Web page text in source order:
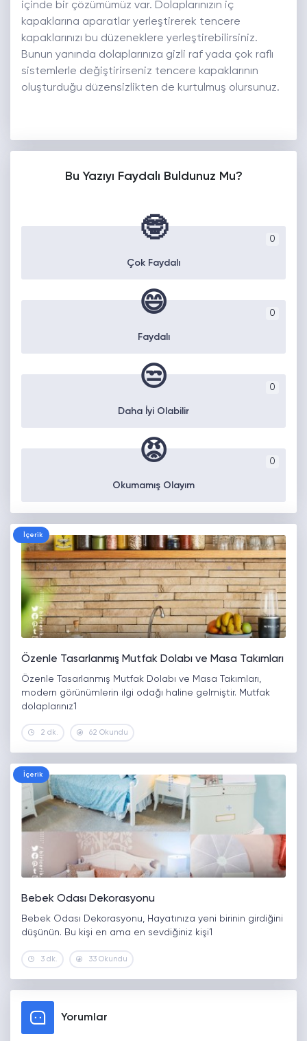
içinde bir çözümümüz var. Dolaplarınızın iç
kapaklarına aparatlar yerleştirerek tencere
kapaklarınızı bu düzeneklere yerleştirebilirsiniz.
Bunun yanında dolaplarınıza gizli raf yada çok raflı
sistemlerle değiştirirseniz tencere kapaklarının
oluşturduğu düzensizlikten de kurtulmuş olursunuz.
Bu Yazıyı Faydalı Buldunuz Mu?
0
🤓
Çok Faydalı
0
😄
Faydalı
0
😒
Daha İyi Olabilir
0
😡
Okumamış Olayım
İçerik
Özenle Tasarlanmış Mutfak Dolabı ve Masa Takımları
Özenle Tasarlanmış Mutfak Dolabı ve Masa Takımları,
modern görünümlerin ilgi odağı haline gelmiştir. Mutfak
dolaplarınız1
2 dk. 62 Okundu
İçerik
Bebek Odası Dekorasyonu
Bebek Odası Dekorasyonu, Hayatınıza yeni birinin girdiğini
düşünün. Bu kişi en ama en sevdiğiniz kişi1
3 dk. 33 Okundu
Yorumlar